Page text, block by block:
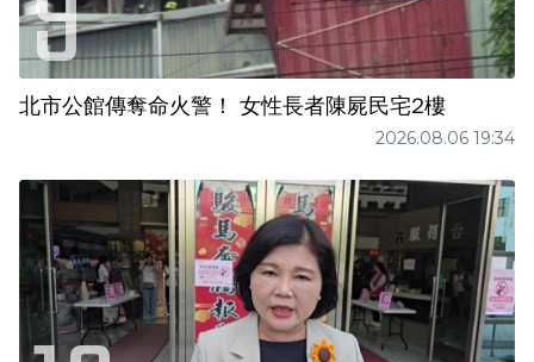
北市公館傳奪命火警！ 女性長者陳屍民宅2樓
2026.08.06 19:34